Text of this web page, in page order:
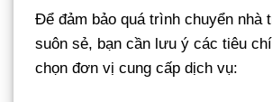
Để đảm bảo quá trình chuyển nhà
suôn sẻ, bạn cần lưu ý các tiêu
chọn đơn vị cung cấp dịch vụ: